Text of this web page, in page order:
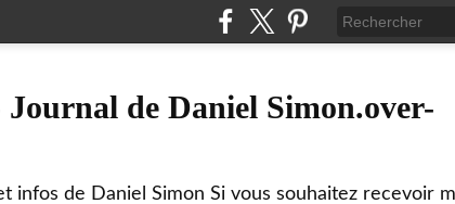
de Daniel Simon.over-
infos de Daniel Simon Si vous souhaitez recevoir